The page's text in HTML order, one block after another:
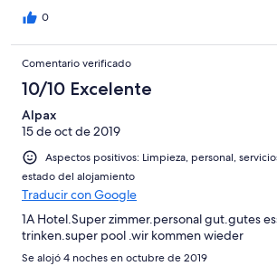
0
Comentario verificado
10/10 Excelente
Alpax
15 de oct de 2019
Aspectos positivos: Limpieza, personal,
estado del alojamiento
Traducir con Google
1A Hotel.Super zimmer.personal gut.gutes
trinken.super pool .wir kommen wieder
Se alojó 4 noches en octubre de 2019